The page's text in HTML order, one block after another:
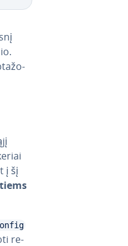
į šį
re­